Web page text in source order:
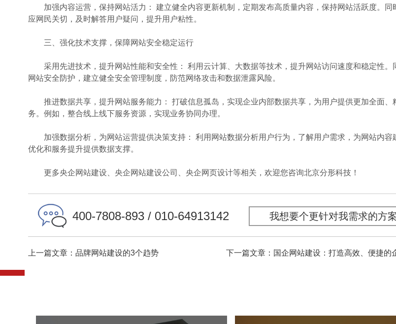
加强内容运营，保持网站活力： 建立健全内容更新机制，定期发布高质量内容，保持网站活跃度。同
应网民关切，及时解答用户疑问，提升用户粘性。
三、强化技术支撑，保障网站安全稳定运行
采用先进技术，提升网站性能和安全性： 利用云计算、大数据等技术，提升网站访问速度和稳定性。
网站安全防护，建立健全安全管理制度，防范网络攻击和数据泄露风险。
推进数据共享，提升网站服务能力： 打破信息孤岛，实现企业内部数据共享，为用户提供更加全面、
务。例如，整合线上线下服务资源，实现业务协同办理。
加强数据分析，为网站运营提供决策支持： 利用网站数据分析用户行为，了解用户需求，为网站内容
优化和服务提升提供数据支撑。
更多央企网站建设、央企网站建设公司、央企网页设计等相关，欢迎您咨询北京分形科技！
400-7808-893 / 010-64913142 我想要个更针对我需求的方
上一篇文章：品牌网站建设的3个趋势 下一篇文章：国企网站建设：打造高效、便捷的